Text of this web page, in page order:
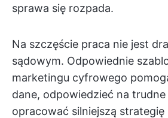
sprawa się rozpada.
Na szczęście praca nie jest
sądowym. Odpowiednie
marketingu cyfrowego
dane, odpowiedzieć na
opracować silniejszą